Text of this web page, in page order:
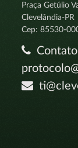
Praça Getúlio
Clevelândia-PR
Cep: 85530-